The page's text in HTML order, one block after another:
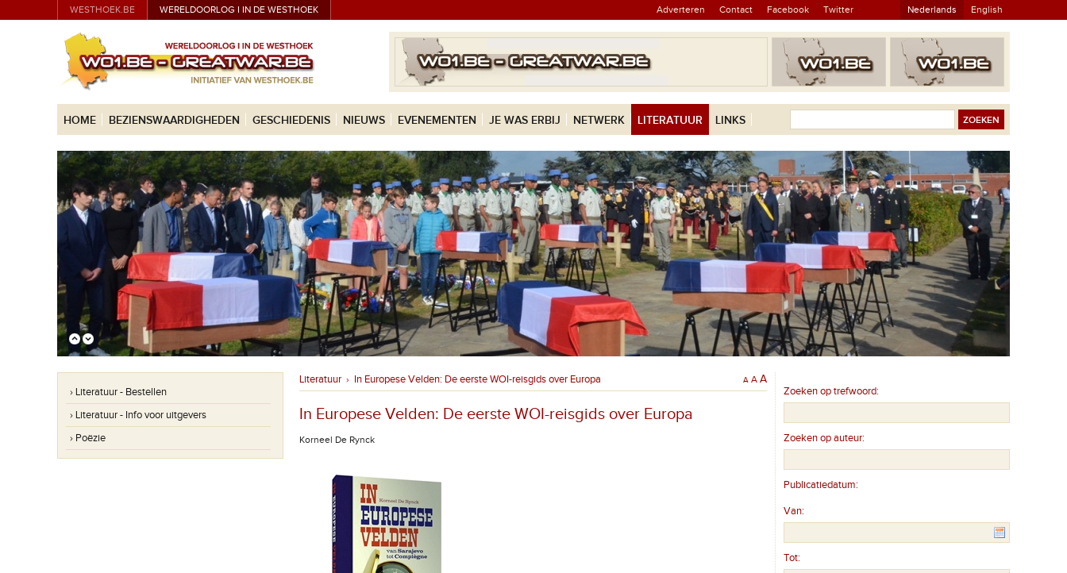
WESTHOEK.BE WERELDOORLOG I IN DE WESTHOEK Adverteren Contact Facebook Twitter Nederlands English
HOME BEZIENSWAARDIGHEDEN GESCHIEDENIS NIEUWS EVENEMENTEN JE WAS ERBIJ NETWERK LITERATUUR LINKS
› Literatuur - Bestellen
› Literatuur - Info voor uitgevers
› Poëzie
Literatuur › In Europese Velden: De eerste WOI-reisgids over Europa A A A
In Europese Velden: De eerste WOI-reisgids over Europa
Korneel De Rynck
Zoeken op trefwoord:
Zoeken op auteur:
Publicatiedatum:
Van:
Tot: